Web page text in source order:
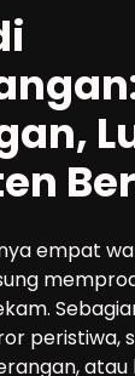
empat
peristiwa,
atau